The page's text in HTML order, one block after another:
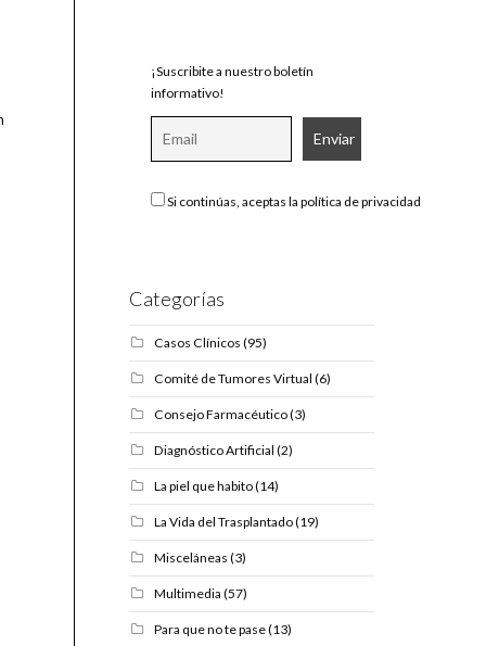
¡Suscribite a nuestro boletín
informativo!
Si continúas, aceptas la política de privacidad
Categorías
Casos Clínicos (95)
Comité de Tumores Virtual (6)
Consejo Farmacéutico(3)
Diagnóstico Artificial (2)
La piel que habito(14)
La Vida del Trasplantado(19)
Misceláneas (3)
Multimedia (57)
Para que no te pase(13)